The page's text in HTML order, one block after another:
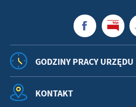
GODZINY PRACY URZĘDU
KONTAKT